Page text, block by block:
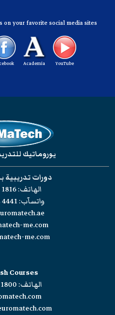
on your favorite social media sites
YouTube
Academia
يوروماتيك
دورات تدريبية
الهاتف:
واتسآب:4441
me.com
me.com
Courses
الهاتف: